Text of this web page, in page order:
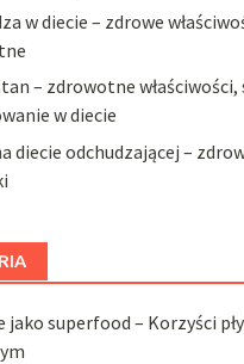
w diecie – zdrowe
– zdrowotne
w diecie
diecie odchudzającej –
jako superfood – Korzyści